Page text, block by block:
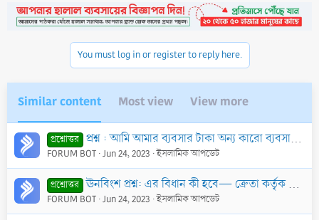
t
i
You must log in or register to reply here.
Similar content Most view View more
প্রশ্নোত্তর প্রশ্ন : আমি আমার ব্যবসার টাকা অন্য কারো ব্যবসার প্রয়োজনে দেওয়ার সিদ্ধান্ত নেই। অতঃপর সে নেওয়ার সময় উক্ত টাকা দিয়ে ব্যবসায় যে লাভ হবে তার অনির্ধারিত ক
FORUM BOT Jun 24, 2023 ইসলামিক আপডেট
প্রশ্নোত্তর ঊনবিংশ প্রশ্ন: এর বিধান কী হবে— ক্রেতা কর্তৃক পরামর্শ করার উদ্দেশ্যে নেয়া স্বর্ণের বিপরীতে কোনো ব্যবসায়ী (ক্রেতা থেকে) স্বর্ণ গ্রহণ করল; আর ব্যবসায়ীর
FORUM BOT Jun 24, 2023 ইসলামিক আপডেট